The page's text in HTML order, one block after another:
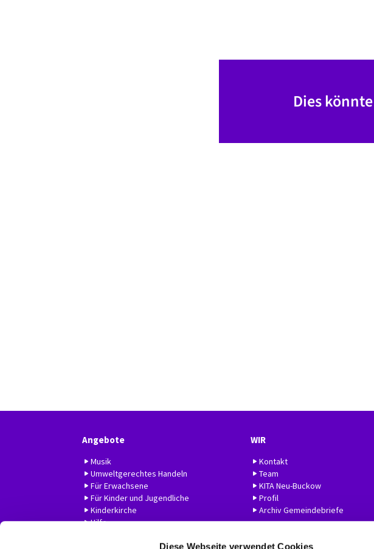
Diese Webseite verwendet Cookies
Dies
Angebote
Musik
Umweltgerechtes Handeln
Für Erwachsene
Für Kinder und Jugendliche
Kinderkirche
Hilfe
WIR
Kontakt
Team
KITA Neu-Buckow
Profil
Archiv Gemeindebriefe